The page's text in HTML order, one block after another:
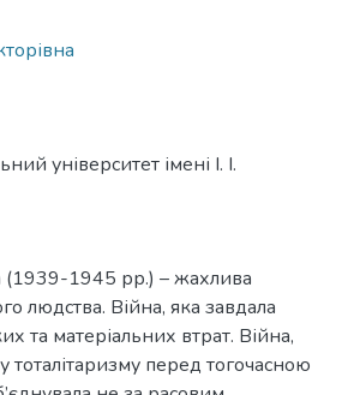
університет імені І. І.
(1939-1945 рр.) – жахлива
людства. Війна, яка завдала
та матеріальних втрат. Війна,
тоталітаризму перед тогочасною